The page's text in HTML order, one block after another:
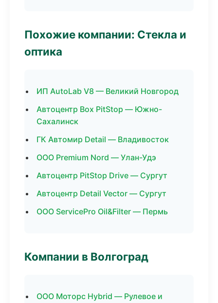
Похожие компании: Стекла и
оптика
ИП AutoLab V8 — Великий Новгород
Автоцентр Box PitStop — Южно-
Сахалинск
ГК Автомир Detail — Владивосток
ООО Premium Nord — Улан-Удэ
Автоцентр PitStop Drive — Сургут
Автоцентр Detail Vector — Сургут
ООО ServicePro Oil&Filter — Пермь
Компании в Волгоград
ООО Моторс Hybrid — Рулевое и